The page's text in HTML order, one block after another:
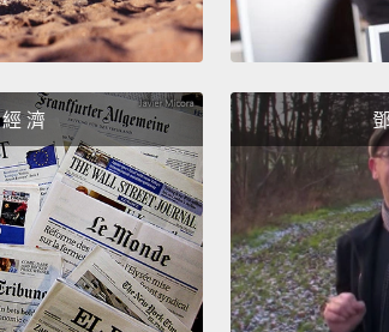
質，且針對發展中國家人民的需求量身打
by DSM is our micronutrient powders.
meal, these powders are widely
are easy to use and do not change
taste. Studies show that these
effective. We can also fortify both
foods, such as snacks and beverages.
經 濟